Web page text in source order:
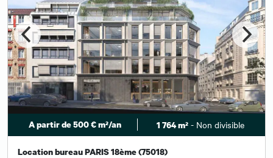
A partir de 500 € m²/an 1 764 m² - Non divisible
Location bureau PARIS 18ème (75018)